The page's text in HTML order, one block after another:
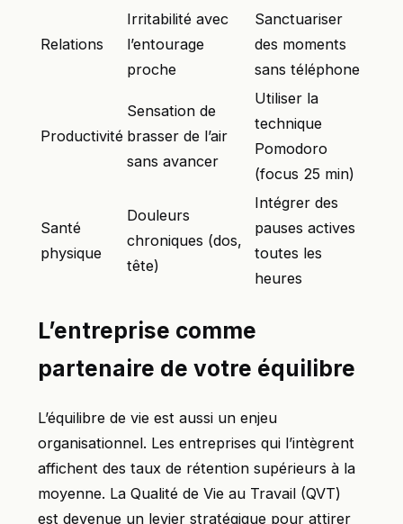
Relations
Irritabilité avec
l’entourage
proche
Sanctuariser
des moments
sans téléphone
Productivité
Sensation de
brasser de l’air
sans avancer
Utiliser la
technique
Pomodoro
(focus 25 min)
Santé
physique
Douleurs
chroniques (dos,
tête)
Intégrer des
pauses actives
toutes les
heures
L’entreprise comme
partenaire de votre équilibre
L’équilibre de vie est aussi un enjeu
organisationnel. Les entreprises qui l’intègrent
affichent des taux de rétention supérieurs à la
moyenne. La Qualité de Vie au Travail (QVT)
est devenue un levier stratégique pour attirer